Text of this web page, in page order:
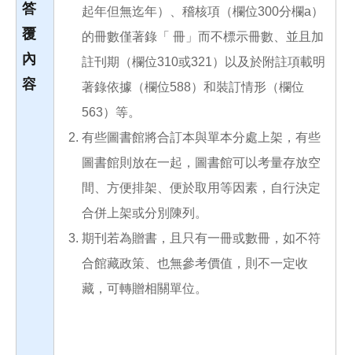
答
覆
內
容
起年但無迄年）、稽核項（欄位300分欄a）
的冊數僅著錄「 冊」而不標示冊數、並且加
註刊期（欄位310或321）以及於附註項載明
著錄依據（欄位588）和裝訂情形（欄位
563）等。
有些圖書館將合訂本與單本分處上架，有些
圖書館則放在一起，圖書館可以考量存放空
間、方便排架、便於取用等因素，自行決定
合併上架或分別陳列。
期刊若為贈書，且只有一冊或數冊，如不符
合館藏政策、也無參考價值，則不一定收
藏，可轉贈相關單位。